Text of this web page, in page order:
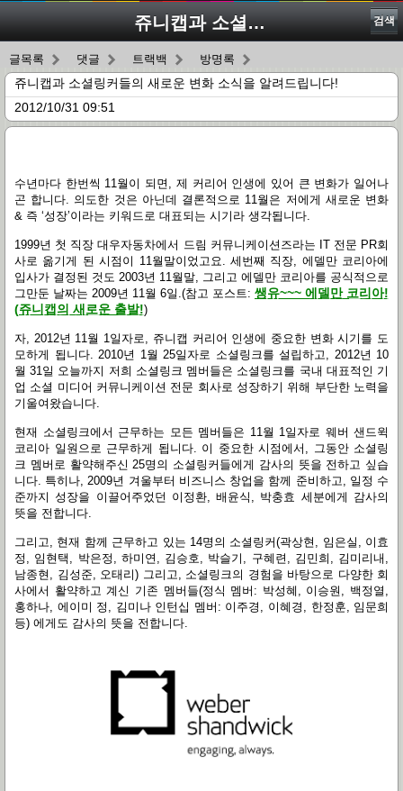
쥬니캡과 소셜링커들의 새로운 변화 소식을 알려드립니다! 검색
글목록 댓글 트랙백 방명록
쥬니캡과 소셜링커들의 새로운 변화 소식을 알려드립니다!
2012/10/31 09:51
수년마다 한번씩 11월이 되면 , 제 커리어 인생에 있어 큰 변화가 일어나
곤 합니다. 의도한 것은 아닌데 결론적으로 11월은 저에게 새로운 변화
& 즉 ‘성장’이라는 키워드로 대표되는 시기라 생각됩니다.
1999년 첫 직장 대우자동차에서 드림 커뮤니케이션즈라는 IT 전문 PR회
사로 옮기게 된 시점이 11월말이었고요. 세번째 직장, 에델만 코리아에
입사가 결정된 것도 2003년 11월말, 그리고 에델만 코리아를 공식적으로
그만둔 날짜는 2009년 11월 6일 .(참고 포스트: 쌩유~~~ 에델만 코리아!
(쥬니캡의 새로운 출발!)
자, 2012년 11월 1일자로, 쥬니캡 커리어 인생에 중요한 변화 시기를 도
모하게 됩니다. 2010년 1월 25일자로 소셜링크를 설립하고, 2012년 10
월 31일 오늘까지 저희 소셜링크 멤버들은 소셜링크를 국내 대표적인 기
업 소셜 미디어 커뮤니케이션 전문 회사로 성장하기 위해 부단한 노력을
기울여왔습니다.
현재 소셜링크에서 근무하는 모든 멤버들은 11월 1일자로 웨버 샌드윅
코리아 일원으로 근무하게 됩니다. 이 중요한 시점에서 , 그동안 소셜링
크 멤버로 활약해주신 25명의 소셜링커들에게 감사의 뜻을 전하고 싶습
니다. 특히나, 2009년 겨울부터 비즈니스 창업을 함께 준비하고, 일정 수
준까지 성장을 이끌어주었던 이정환,배윤식 , 박충효 세분에게 감사의
뜻을 전합니다.
그리고, 현재 함께 근무하고 있는 14명의 소셜링커(곽상현 , 임은실 , 이효
정 , 임현택 , 박은정 , 하미연 , 김승호, 박슬기 , 구혜련 , 김민희 , 김미리내 ,
남종현 , 김성준, 오태리) 그리고, 소셜링크의 경험을 바탕으로 다양한 회
사에서 활약하고 계신 기존 멤버들(정식 멤버 : 박성혜 , 이승원 , 백정열 ,
홍하나, 에이미 정 , 김미나 인턴십 멤버 : 이주경 , 이혜경 , 한정훈, 임문희
등) 에게도 감사의 뜻을 전합니다.